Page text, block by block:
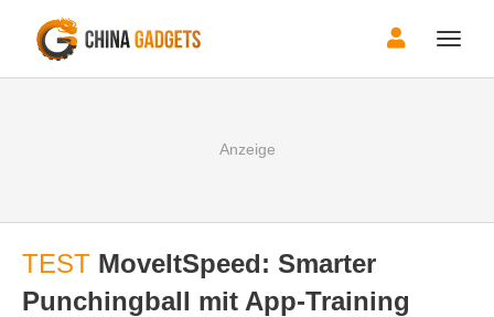
Toggle
TEST MoveItSpeed: Smarter
Punchingball mit App-Training